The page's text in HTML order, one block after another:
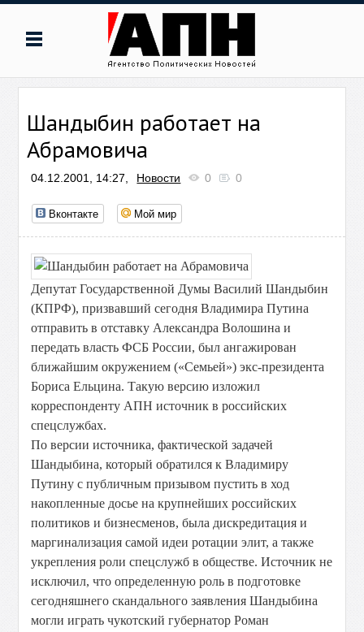
Шандыбин работает на
Абрамовича
04.12.2001, 14:27, Новости 0 0
Вконтакте Мой мир
Депутат Государственной Думы Василий Шандыбин
(КПРФ), призвавший сегодня Владимира Путина
отправить в отставку Александра Волошина и
передать власть ФСБ России, был ангажирован
ближайшим окружением («Семьей») экс-президента
Бориса Ельцина. Такую версию изложил
корреспонденту АПН источник в российских
спецслужбах.
По версии источника, фактической задачей
Шандыбина, который обратился к Владимиру
Путину с публичным призывом пустить в ход
накопленные досье на крупнейших российских
политиков и бизнесменов, была дискредитация и
маргинализация самой идеи ротации элит, а также
укрепления роли спецслужб в обществе. Источник не
исключил, что определенную роль в подготовке
сегодняшнего скандального заявления Шандыбина
могли играть чукотский губернатор Роман